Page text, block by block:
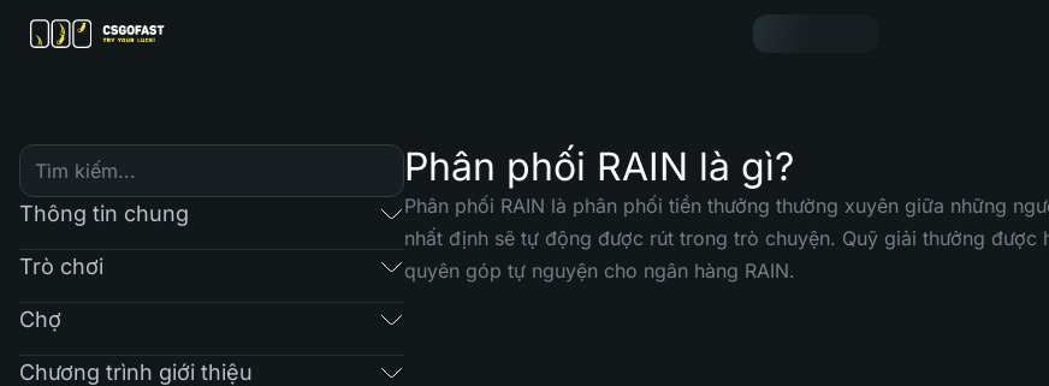
Thông tin chung
Trò chơi
Chợ
Chương trình giới thiệu
Phân phối RAIN là gì?
Phân phối RAIN là phân phối tiền thưởng thường xuyên giữa những
nhất định sẽ tự động được rút trong trò chuyện. Quỹ giải thưởng
quyên góp tự nguyện cho ngân hàng RAIN.